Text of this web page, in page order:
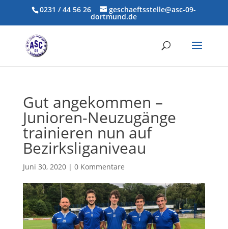
0231 / 44 56 26 geschaeftsstelle@asc-09-
dortmund.de
Gut angekommen –
Junioren-Neuzugänge
trainieren nun auf
Bezirksliganiveau
Juni 30, 2020| 0 Kommentare